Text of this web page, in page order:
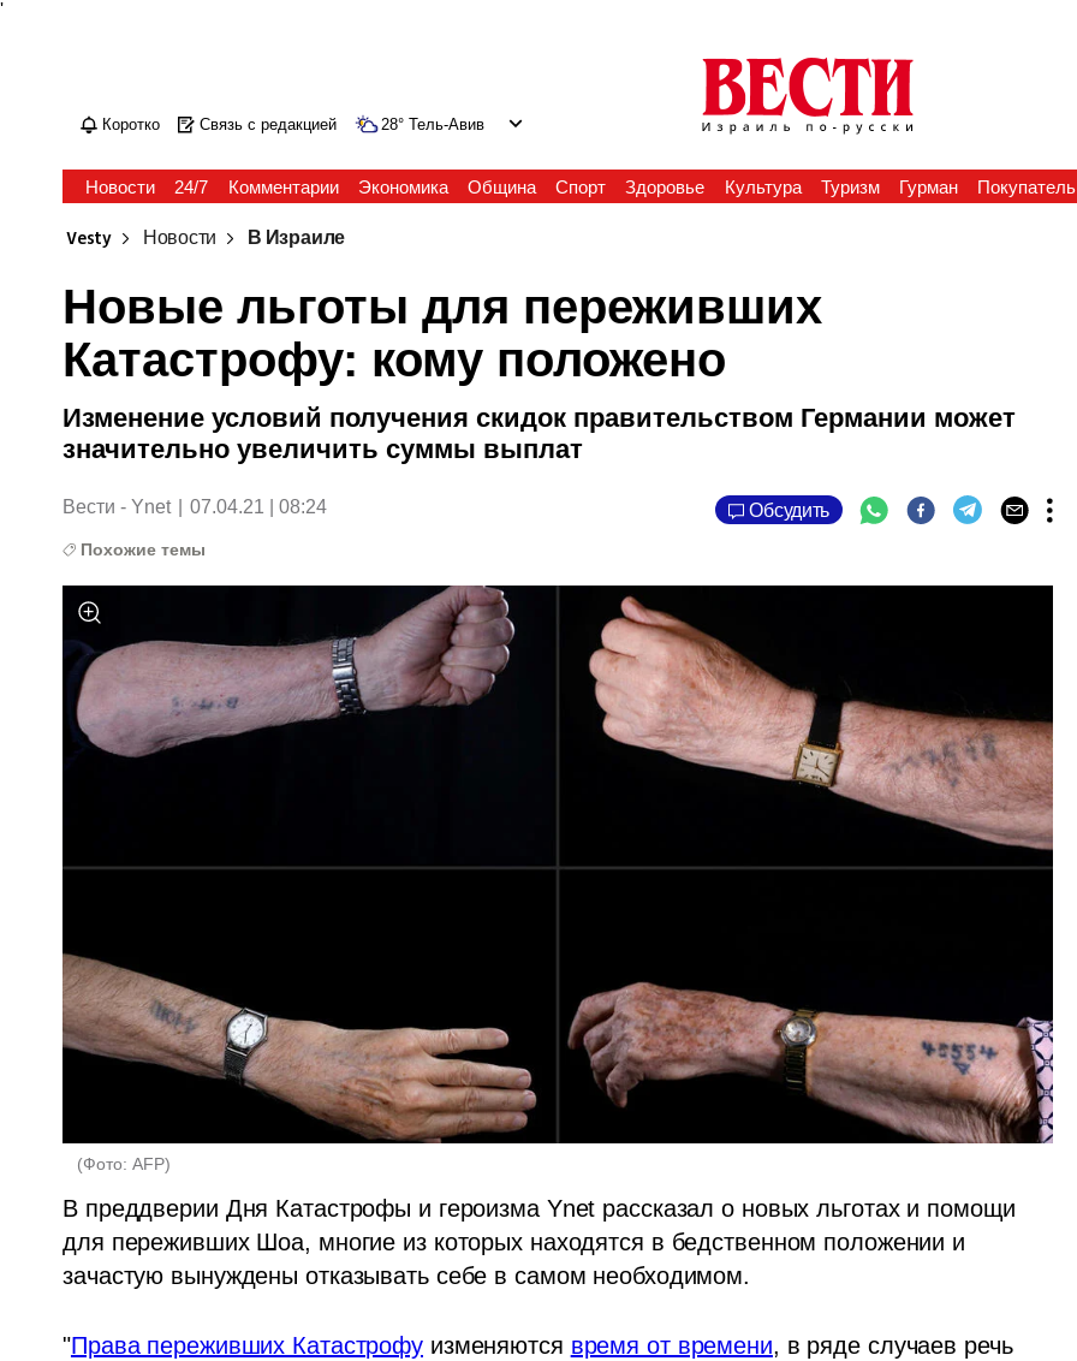
'
Коротко Связь с редакцией 28° Тель-Авив
Новости 24/7 Комментарии Экономика Община Спорт Здоровье Культура Туризм Гурман Покупатель
Vesty Новости В Израиле
Новые льготы для переживших
Катастрофу: кому положено
Изменение условий получения скидок правительством Германии может
значительно увеличить суммы выплат
Вести - Ynet 07.04.21 | 08:24 Обсудить
Похожие темы
(Фото: AFP)
В преддверии Дня Катастрофы и героизма Ynet рассказал о новых льготах и помощи
для переживших Шоа, многие из которых находятся в бедственном положении и
зачастую вынуждены отказывать себе в самом необходимом.
"Права переживших Катастрофу изменяются время от времени, в ряде случаев речь